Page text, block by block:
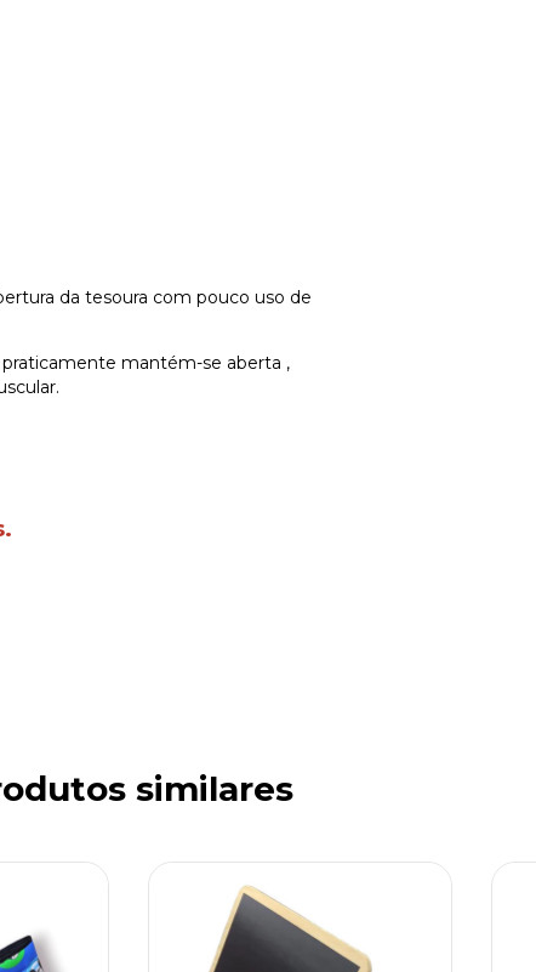
da tesoura com pouco uso de
mantém-se aberta ,
similares